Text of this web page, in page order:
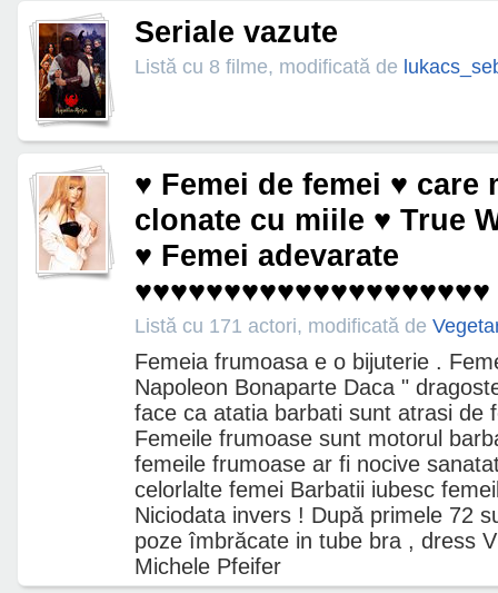
Seriale vazute
Listă cu 8 filme, modificată de
♥ Femei de femei ♥ care
clonate cu miile ♥ True
♥ Femei adevarate
♥♥♥♥♥♥♥♥♥♥♥♥♥♥♥♥♥♥♥♥
Listă cu 171 actori, modificată de
Femeia frumoasa e o bijuterie .
Napoleon Bonaparte Daca "
face ca atatia barbati sunt atrasi de
Femeile frumoase sunt motorul
femeile frumoase ar fi nocive
celorlalte femei Barbatii iubesc
Niciodata invers ! După primele 72
poze îmbrăcate in tube bra , dress
Michele Pfeifer